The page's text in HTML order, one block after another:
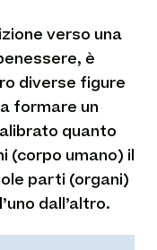
verso una
è
diverse figure
formare un
quanto
(corpo umano) il
parti (organi)
dall’altro.